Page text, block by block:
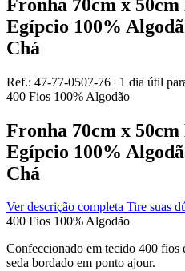
Fronha 70cm x 50cm
Egípcio 100%
Chá
Ref.: 47-77-0507-76 | 1 dia útil
400 Fios 100% Algodão
Fronha 70cm x 50cm
Egípcio 100%
Chá
Ver descrição completa Tire suas
400 Fios 100% Algodão
Confeccionado em tecido 400 fios
seda bordado em ponto ajour.